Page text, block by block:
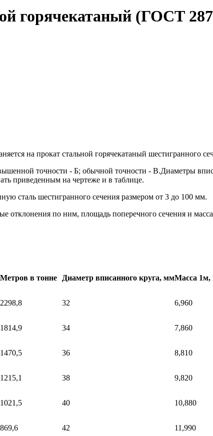
горячекатаный (ГОСТ
на прокат стальной горячекатаный шестигранного
точности - Б; обычной точности - В.Диаметры
приведенным на чертеже и в таблице.
сталь шестигранного сечения размером от 3 до 100 мм.
отклонения по ним, площадь поперечного сечения и
Метров в тонне
2298,8
1814,9
1470,5
1215,1
1021,5
869,6
Диаметр вписанного круга, ммМасса 1м,
32 6,960
34 7,860
36 8,810
38 9,820
40 10,880
42 11,990